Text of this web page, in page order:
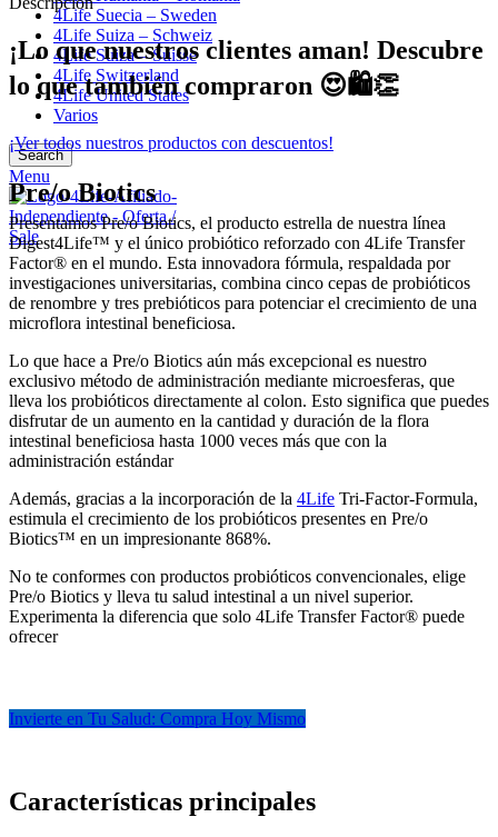
4Life Suecia – Sweden
4Life Suiza – Schweiz
4Life Suiza – Suisse
4Life Switzerland
4Life United States
Varios
Search
Menu
¡Lo que nuestros clientes aman! Descubre
lo que también compraron 😍🛍️👏
¡Ver todos nuestros productos con descuentos!
Pre/o Biotics
Presentamos Pre/o Biotics, el producto estrella de nuestra línea
Digest4Life™ y el único probiótico reforzado con 4Life Transfer
Factor® en el mundo. Esta innovadora fórmula, respaldada por
investigaciones universitarias, combina cinco cepas de probióticos
de renombre y tres prebióticos para potenciar el crecimiento de una
microflora intestinal beneficiosa.
Lo que hace a Pre/o Biotics aún más excepcional es nuestro
exclusivo método de administración mediante microesferas, que
lleva los probióticos directamente al colon. Esto significa que puedes
disfrutar de un aumento en la cantidad y duración de la flora
intestinal beneficiosa hasta 1000 veces más que con la
administración estándar
Además, gracias a la incorporación de la 4Life Tri-Factor-Formula,
estimula el crecimiento de los probióticos presentes en Pre/o
Biotics™ en un impresionante 868%.
No te conformes con productos probióticos convencionales, elige
Pre/o Biotics y lleva tu salud intestinal a un nivel superior.
Experimenta la diferencia que solo 4Life Transfer Factor® puede
ofrecer
Invierte en Tu Salud: Compra Hoy Mismo
Características principales